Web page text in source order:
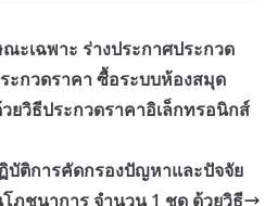
ะเฉพาะ ร่างประกาศประกวด
ะกวดราคา ซื้อระบบห้องสมุด
ยวิธีประกวดราคาอิเล็กทรอนิกส์
บัติการคัดกรองปัญหาและปัจจัย
ภชนาการ จำนวน 1 ชุด ด้วยวิธี